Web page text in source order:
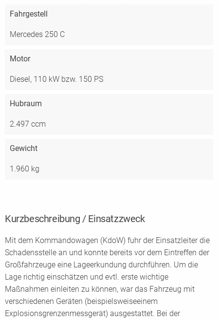
Fahrgestell
Mercedes 250 C
Motor
Diesel, 110 kW bzw. 150 PS
Hubraum
2.497 ccm
Gewicht
1.960 kg
Kurzbeschreibung / Einsatzzweck
Mit dem Kommandowagen (KdoW) fuhr der Einsatzleiter die
Schadensstelle an und konnte bereits vor dem Eintreffen der
Großfahrzeuge eine Lageerkundung durchführen. Um die
Lage richtig einschätzen und evtl. erste wichtige
Maßnahmen einleiten zu können, war das Fahrzeug mit
verschiedenen Geräten (beispielsweiseeinem
Explosionsgrenzenmessgerät) ausgestattet. Bei der